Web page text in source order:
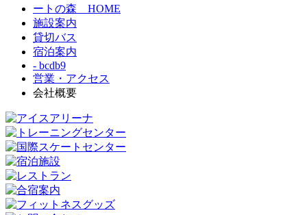
ートの森 HOME
施設案内
貸切バス
宿泊案内
- bcdb9
営業・アクセス
会社概要